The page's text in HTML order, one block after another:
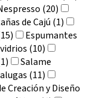
(20)
de Cajú (1)
Espumantes
(10)
Salame
(11)
Creación y Diseño